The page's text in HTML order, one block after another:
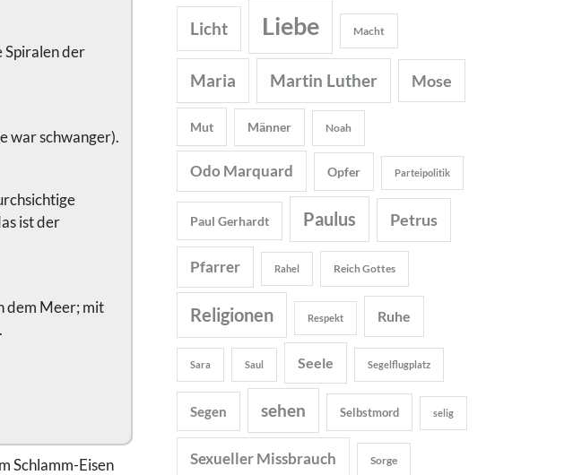
Spiralen der
war schwanger).
ist der
dem Meer; mit
Licht Liebe Macht
Maria Martin Luther Mose
Mut Männer Noah
Odo Marquard Opfer Parteipolitik
Paul Gerhardt Paulus Petrus
Pfarrer Rahel Reich Gottes
Religionen Respekt Ruhe
Sara Saul Seele Segelflugplatz
Segen sehen Selbstmord selig
Sexueller Missbrauch Sorge